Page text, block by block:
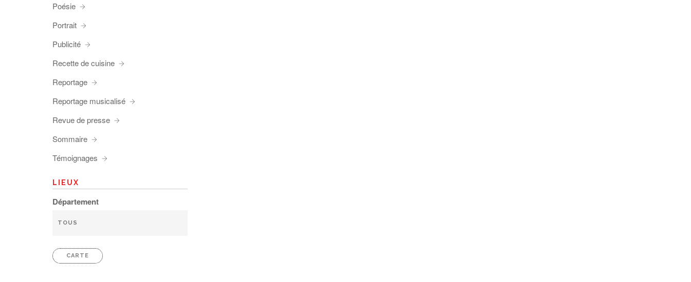
Poésie
Portrait
Publicité
Recette de cuisine
Reportage
Reportage musicalisé
Revue de presse
Sommaire
Témoignages
LIEUX
Département
CARTE